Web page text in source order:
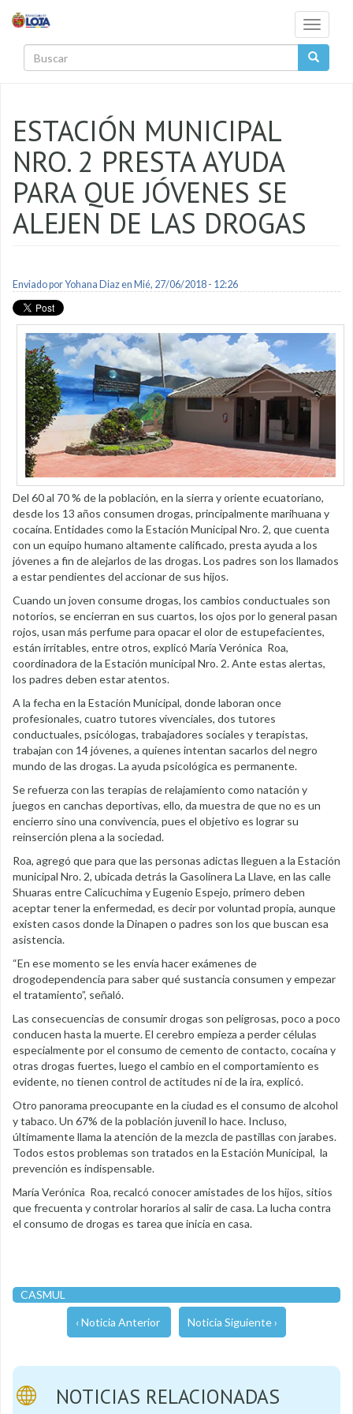
Toggle
ESTACIÓN MUNICIPAL
NRO. 2 PRESTA AYUDA
PARA QUE JÓVENES SE
ALEJEN DE LAS DROGAS
Enviado porYohana Diazen Mié, 27/06/2018 - 12:26
Del 60 al 70 % de la población, en la sierra y oriente ecuatoriano,
desde los 13 años consumen drogas, principalmente marihuana y
cocaína. Entidades como la Estación Municipal Nro. 2, que cuenta
con un equipo humano altamente calificado, presta ayuda a los
jóvenes a fin de alejarlos de las drogas. Los padres son los llamados
a estar pendientes del accionar de sus hijos.
Cuando un joven consume drogas, los cambios conductuales son
notorios, se encierran en sus cuartos, los ojos por lo general pasan
rojos, usan más perfume para opacar el olor de estupefacientes,
están irritables, entre otros, explicó María Verónica Roa,
coordinadora de la Estación municipal Nro. 2. Ante estas alertas,
los padres deben estar atentos.
A la fecha en la Estación Municipal, donde laboran once
profesionales, cuatro tutores vivenciales, dos tutores
conductuales, psicólogas, trabajadores sociales y terapistas,
trabajan con 14 jóvenes, a quienes intentan sacarlos del negro
mundo de las drogas. La ayuda psicológica es permanente.
Se refuerza con las terapias de relajamiento como natación y
juegos en canchas deportivas, ello, da muestra de que no es un
encierro sino una convivencia, pues el objetivo es lograr su
reinserción plena a la sociedad.
Roa, agregó que para que las personas adictas lleguen a la Estación
municipal Nro. 2, ubicada detrás la Gasolinera La Llave, en las calle
Shuaras entre Calicuchima y Eugenio Espejo, primero deben
aceptar tener la enfermedad, es decir por voluntad propia, aunque
existen casos donde la Dinapen o padres son los que buscan esa
asistencia.
“En ese momento se les envía hacer exámenes de
drogodependencia para saber qué sustancia consumen y empezar
el tratamiento”, señaló.
Las consecuencias de consumir drogas son peligrosas, poco a poco
conducen hasta la muerte. El cerebro empieza a perder células
especialmente por el consumo de cemento de contacto, cocaína y
otras drogas fuertes, luego el cambio en el comportamiento es
evidente, no tienen control de actitudes ni de la ira, explicó.
Otro panorama preocupante en la ciudad es el consumo de alcohol
y tabaco. Un 67% de la población juvenil lo hace. Incluso,
últimamente llama la atención de la mezcla de pastillas con jarabes.
Todos estos problemas son tratados en la Estación Municipal, la
prevención es indispensable.
María Verónica Roa, recalcó conocer amistades de los hijos, sitios
que frecuenta y controlar horarios al salir de casa. La lucha contra
el consumo de drogas es tarea que inicia en casa.
CASMUL
‹ Noticia Anterior Noticia Siguiente ›
NOTICIAS RELACIONADAS